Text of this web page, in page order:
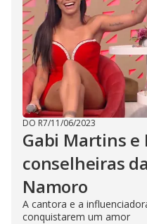
DO R7/11/06/2023
Gabi Martins e
conselheiras
Namoro
A cantora e a
conquistarem um amor